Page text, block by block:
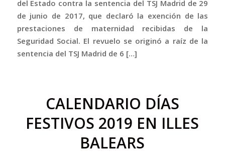
del Estado contra la sentencia del TSJ Madrid de 29
de junio de 2017, que declaró la exención de las
prestaciones de maternidad recibidas de la
Seguridad Social. El revuelo se originó a raíz de la
sentencia del TSJ Madrid de 6 […]
CALENDARIO DÍAS
FESTIVOS 2019 EN ILLES
BALEARS